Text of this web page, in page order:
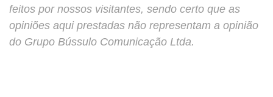
feitos por nossos visitantes, sendo certo que as
opiniões aqui prestadas não representam a opinião
do Grupo Bússulo Comunicação Ltda.